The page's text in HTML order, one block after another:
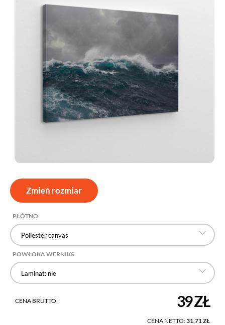
Zmień rozmiar
PŁÓTNO
Poliester canvas
POWŁOKA WERNIKS
Laminat: nie
CENA BRUTTO: 39 ZŁ
CENA NETTO:31,71 ZŁ